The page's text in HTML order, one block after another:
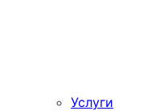
Услуги